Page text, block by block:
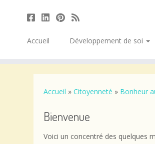
Accueil Développement de soi
Accueil » Citoyenneté » Bonheur
Bienvenue
Voici un concentré des quelques